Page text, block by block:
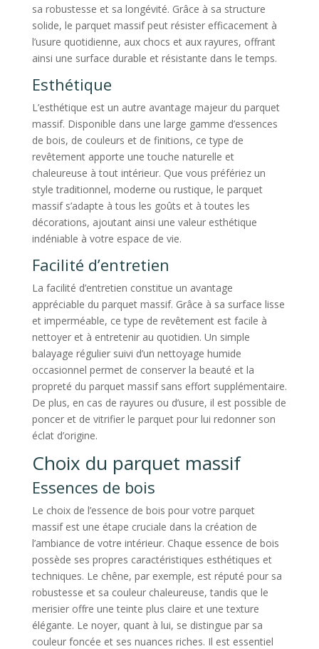
sa robustesse et sa longévité. Grâce à sa structure
solide, le parquet massif peut résister efficacement à
l’usure quotidienne, aux chocs et aux rayures, offrant
ainsi une surface durable et résistante dans le temps.
Esthétique
L’esthétique est un autre avantage majeur du parquet
massif. Disponible dans une large gamme d’essences
de bois, de couleurs et de finitions, ce type de
revêtement apporte une touche naturelle et
chaleureuse à tout intérieur. Que vous préfériez un
style traditionnel, moderne ou rustique, le parquet
massif s’adapte à tous les goûts et à toutes les
décorations, ajoutant ainsi une valeur esthétique
indéniable à votre espace de vie.
Facilité d’entretien
La facilité d’entretien constitue un avantage
appréciable du parquet massif. Grâce à sa surface lisse
et imperméable, ce type de revêtement est facile à
nettoyer et à entretenir au quotidien. Un simple
balayage régulier suivi d’un nettoyage humide
occasionnel permet de conserver la beauté et la
propreté du parquet massif sans effort supplémentaire.
De plus, en cas de rayures ou d’usure, il est possible de
poncer et de vitrifier le parquet pour lui redonner son
éclat d’origine.
Choix du parquet massif
Essences de bois
Le choix de l’essence de bois pour votre parquet
massif est une étape cruciale dans la création de
l’ambiance de votre intérieur. Chaque essence de bois
possède ses propres caractéristiques esthétiques et
techniques. Le chêne, par exemple, est réputé pour sa
robustesse et sa couleur chaleureuse, tandis que le
merisier offre une teinte plus claire et une texture
élégante. Le noyer, quant à lui, se distingue par sa
couleur foncée et ses nuances riches. Il est essentiel